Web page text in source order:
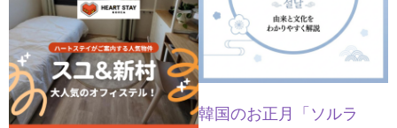
韓国のお正月「ソルラ